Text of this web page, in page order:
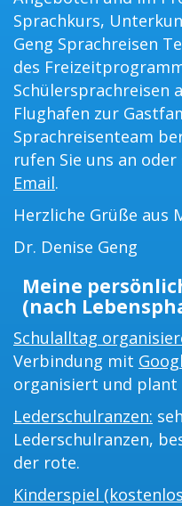
Sprachkurs,
Geng Sprachreisen
des
Schülersprachreisen
Flughafen zur
Sprachreisenteam
rufen Sie uns an
Email.
Herzliche Grüße aus
Dr. Denise Geng
Meine
(nach
Schulalltag
Verbindung mit
organisiert und plant
Lederschulranzen:
Lederschulranzen,
der rote.
Kinderspiel